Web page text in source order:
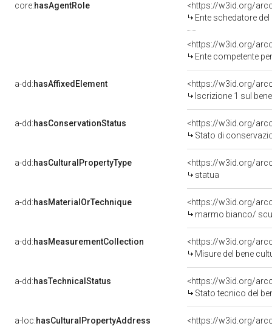
core:hasAgentRole
<https://w3id.org/
Ente schedatore del bene
<https://w3id.org/
Ente competente per tutela
a-dd:hasAffixedElement
<https://w3id.org/
Iscrizione 1 sul
a-dd:hasConservationStatus
<https://w3id.org/
Stato di
a-dd:hasCulturalPropertyType
<https://w3id.org/
statua
a-dd:hasMaterialOrTechnique
<https://w3id.org/
marmo bianco/
a-dd:hasMeasurementCollection
<https://w3id.org/
Misure del bene
a-dd:hasTechnicalStatus
<https://w3id.org/
Stato tecnico del
a-loc:hasCulturalPropertyAddress
<https://w3id.org/